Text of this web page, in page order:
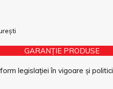
GARANȚIE PRODUSE
legislației în vigoare și